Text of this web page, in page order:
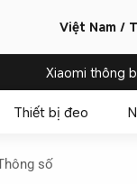
Việt Nam /
Xiaomi thông
Thiết bị đeo
số